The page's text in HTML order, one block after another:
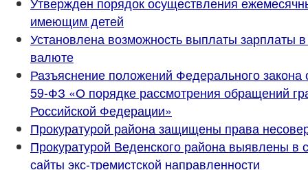
имеющим детей
Установлена возможность выплаты зарплаты
валюте
Разъяснение положений Федерального
59-ФЗ «О порядке рассмотрения обращений
Российской Федерации»
Прокуратурой района защищены права
Прокуратурой Веденского района выявлены в
сайты экс-тремистской направленности